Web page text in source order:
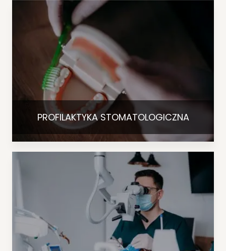
PROFILAKTYKA STOMATOLOGICZNA